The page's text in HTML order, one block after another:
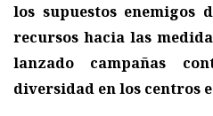
los supuestos enemigos
recursos hacia las
lanzado campañas
diversidad en los centros